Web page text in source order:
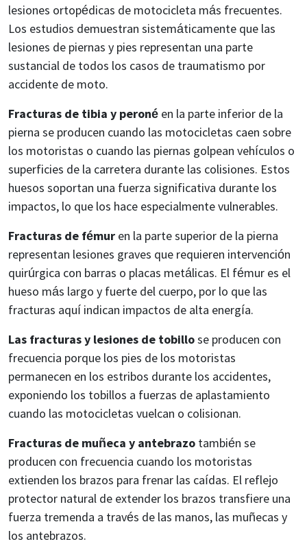
lesiones ortopédicas de motocicleta más frecuentes.
Los estudios demuestran sistemáticamente que las
lesiones de piernas y pies representan una parte
sustancial de todos los casos de traumatismo por
accidente de moto.
Fracturas de tibia y peroné en la parte inferior de la
pierna se producen cuando las motocicletas caen sobre
los motoristas o cuando las piernas golpean vehículos o
superficies de la carretera durante las colisiones. Estos
huesos soportan una fuerza significativa durante los
impactos, lo que los hace especialmente vulnerables.
Fracturas de fémur en la parte superior de la pierna
representan lesiones graves que requieren intervención
quirúrgica con barras o placas metálicas. El fémur es el
hueso más largo y fuerte del cuerpo, por lo que las
fracturas aquí indican impactos de alta energía.
Las fracturas y lesiones de tobillose producen con
frecuencia porque los pies de los motoristas
permanecen en los estribos durante los accidentes,
exponiendo los tobillos a fuerzas de aplastamiento
cuando las motocicletas vuelcan o colisionan.
Fracturas de muñeca y antebrazo también se
producen con frecuencia cuando los motoristas
extienden los brazos para frenar las caídas. El reflejo
protector natural de extender los brazos transfiere una
fuerza tremenda a través de las manos, las muñecas y
los antebrazos.